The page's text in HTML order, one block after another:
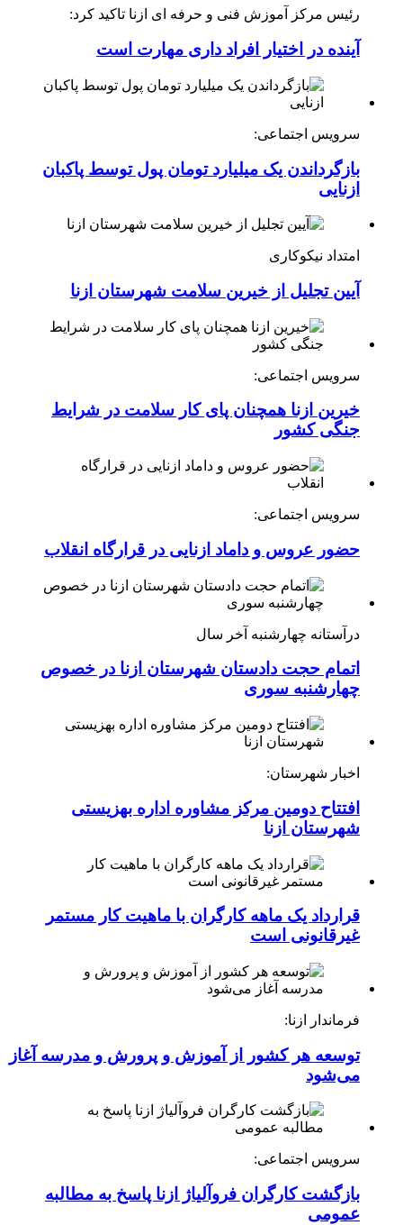
رئیس مرکز آموزش فنی و حرفه ای ازنا تاکید کرد:
آینده در اختیار افراد داری مهارت است
سرویس اجتماعی:
بازگرداندن یک میلیارد تومان پول توسط پاکبان
ازنایی
امتداد نیکوکاری
آیین تجلیل از خیرین سلامت شهرستان ازنا
سرویس اجتماعی:
خیرین ازنا همچنان پای کار سلامت در شرایط
جنگی کشور
سرویس اجتماعی:
حضور عروس و داماد ازنایی در قرارگاه انقلاب
درآستانه چهارشنبه آخر سال
اتمام حجت دادستان شهرستان ازنا در خصوص
چهارشنبه ‌سوری
اخبار شهرستان:
افتتاح دومین مرکز مشاوره اداره بهزیستی
شهرستان ازنا
قرارداد یک ماهه کارگران با ماهیت کار مستمر
غیرقانونی است
فرماندار ازنا:
توسعه هر کشور از آموزش و پرورش و مدرسه آغاز
می‌شود
سرویس اجتماعی:
بازگشت کارگران فروآلیاژ ازنا پاسخ به مطالبه
عمومی